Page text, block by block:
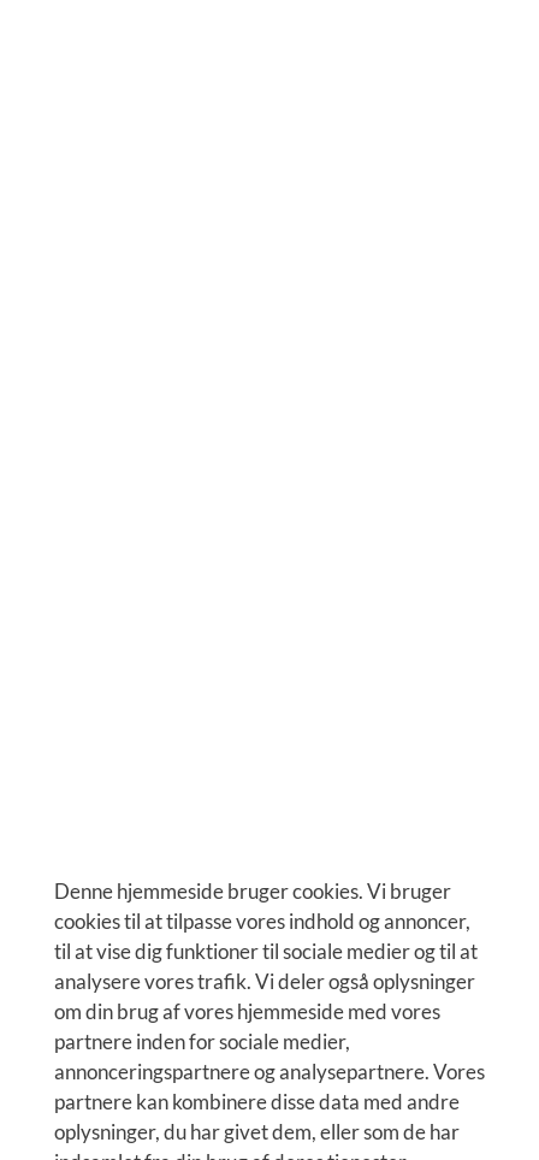
Denne hjemmeside bruger cookies. Vi bruger
cookies til at tilpasse vores indhold og annoncer,
til at vise dig funktioner til sociale medier og til at
analysere vores trafik. Vi deler også oplysninger
om din brug af vores hjemmeside med vores
partnere inden for sociale medier,
annonceringspartnere og analysepartnere. Vores
partnere kan kombinere disse data med andre
oplysninger, du har givet dem, eller som de har